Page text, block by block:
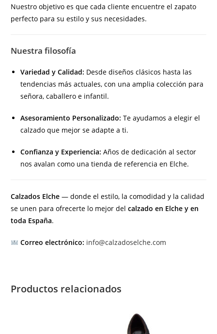
Nuestro objetivo es que cada cliente encuentre el zapato
perfecto para su estilo y sus necesidades.
Nuestra filosofía
Variedad y Calidad: Desde diseños clásicos hasta las
tendencias más actuales, con una amplia colección para
señora, caballero e infantil.
Asesoramiento Personalizado: Te ayudamos a elegir el
calzado que mejor se adapte a ti.
Confianza y Experiencia: Años de dedicación al sector
nos avalan como una tienda de referencia en Elche.
Calzados Elche — donde el estilo, la comodidad y la calidad
se unen para ofrecerte lo mejor delcalzado en Elche y en
toda España.
Correo electrónico: info@calzadoselche.com
Productos relacionados